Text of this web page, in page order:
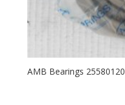
AMB Bearings 25580120